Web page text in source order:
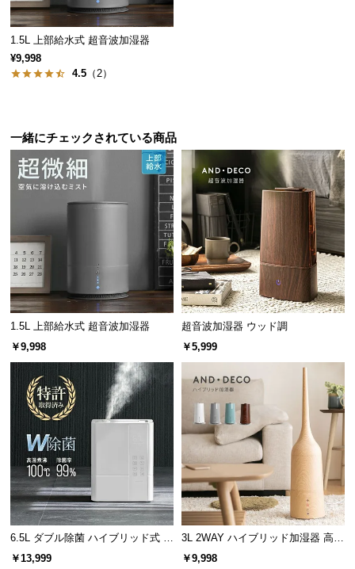
い
て
会
員
に
つ
い
て
お
サ
ポ
せ
ブ
ロ
グ
1.5L 上部給水式 超音波加湿器
¥9,998
4.5 （2）
一緒にチェックされている商品
1.5L 上部給水式 超音波加湿器
￥9,998
超音波加湿器 ウッド調
￥5,999
6.5L ダブル除菌 ハイブリッド式 U
Vライト+ヒーター除菌機能付き
￥13,999
3L 2WAY ハイブリッド加湿器 高さ
調整可能
￥9,998